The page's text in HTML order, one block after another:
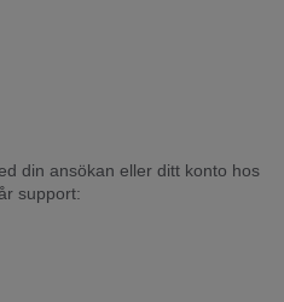
din ansökan eller ditt konto hos
support: